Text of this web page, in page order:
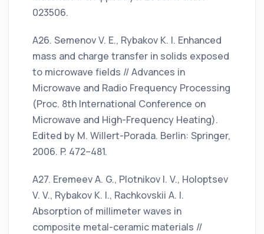
023506.
А26. Semenov V. E., Rybakov K. I. Enhanced
mass and charge transfer in solids exposed
to microwave fields // Advances in
Microwave and Radio Frequency Processing
(Proc. 8th International Conference on
Microwave and High-Frequency Heating).
Edited by M. Willert-Porada. Berlin: Springer,
2006. P. 472–481.
А27. Eremeev A. G., Plotnikov I. V., Holoptsev
V. V., Rybakov K. I., Rachkovskii A. I.
Absorption of millimeter waves in
composite metal-ceramic materials //